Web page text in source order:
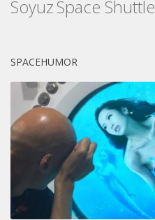
SoyuzSpace Shuttle
SPACEHUMOR